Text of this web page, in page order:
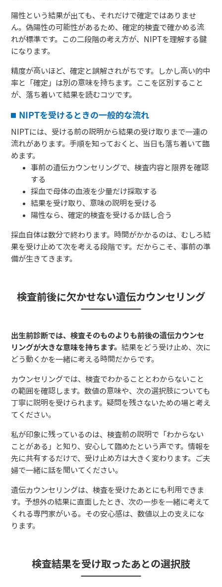
陽性という結果が出ても、それだけで確定ではありませ
ん。偽陽性の可能性があるため、確定的検査で確かめる流
れが標準です。この二段階の考え方が、NIPTを理解する鍵
になります。
精度が高いほど、確定と誤解されがちです。しかし高い的中
率と「確定」は別の意味を持ちます。ここを区別すること
が、落ち着いて結果を読むコツです。
NIPTを受けるときの一般的な流れ
NIPTには、受ける前の説明から結果の受け取りまで一連の
流れがあります。手順を知っておくと、当日も落ち着いて臨
めます。
事前の遺伝カウンセリングで、検査内容と限界を確認
する
採血で母体の血液を少量だけ採取する
結果を受け取り、意味の説明を受ける
陽性なら、確定的検査を受けるか話し合う
採血自体は数分で終わります。時間がかかるのは、むしろ結
果を受け止めて次を考える段階です。だからこそ、事前の準
備が生きてきます。
検査前後に欠かせない遺伝カウンセリング
出生前診断では、検査そのものよりも前後の遺伝カウンセ
リングが大きな意味を持ちます。結果をどう受け止め、次に
どう動くかを一緒に考える時間だからです。
カウンセリングでは、検査でわかることとわからないこと
の範囲を確認します。数値の意味や、次の選択肢についても
丁寧に説明を受けられます。疑問を残さないための場と考え
てください。
私が印象に残っているのは、検査前の説明で「わからない
ことがある」と知り、安心して臨めたという声です。情報を
先に共有するだけで、受け止め方は大きく変わります。ご夫
婦で一緒に話を聞いてください。
遺伝カウンセリングは、検査を受けたあとにも利用できま
す。予想外の結果に直面したとき、次の一歩を一緒に考えて
くれる専門家がいる。その安心感は、数値以上の支えにな
ります。
検査結果を受け取ったあとの選択肢